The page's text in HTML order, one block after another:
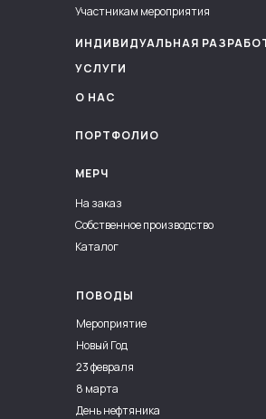
УСЛУГИ
ПОРТФОЛИО
О НАС
ИНДИВИДУАЛЬНАЯ
Участникам мероприятия
МЕРЧ
На заказ
Собственное производство
Каталог
ПОВОДЫ
Мероприятие
Новый Год
23 февраля
8 марта
День нефтяника